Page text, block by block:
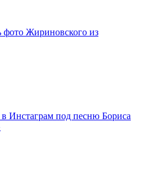
фото Жириновского из
Инстаграм под песню Бориса